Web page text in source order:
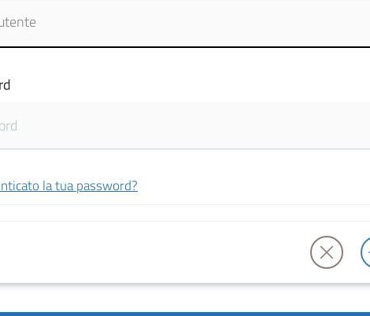
la tua password?